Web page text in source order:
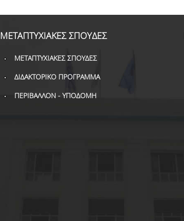
ΜΕΤΑΠΤΥΧΙΑΚΕΣ ΣΠΟΥΔΕΣ
ΜΕΤΑΠΤΥΧΙΑΚΕΣ ΣΠΟΥΔΕΣ
ΔΙΔΑΚΤΟΡΙΚΟ ΠΡΟΓΡΑΜΜΑ
ΠΕΡΙΒΑΛΛΟΝ - ΥΠΟΔΟΜΗ